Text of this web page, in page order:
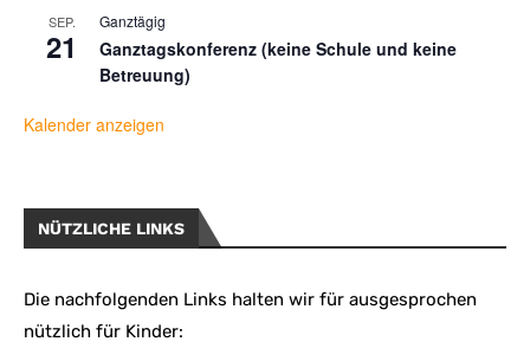
SEP.
21
Ganztägig
Ganztagskonferenz (keine Schule und keine
Betreuung)
Kalender anzeigen
NÜTZLICHE LINKS
Die nachfolgenden Links halten wir für ausgesprochen
nützlich für Kinder: